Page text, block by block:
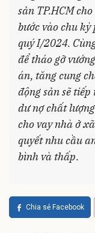
sản TP.HCM
bước vào chu
quý I/2024.
để tháo gỡ
án, tăng cung
động sản sẽ
dư nợ chất
cho vay nhà ở
quyết nhu cầu
bình và thấp.
Chia sẻ Facebook